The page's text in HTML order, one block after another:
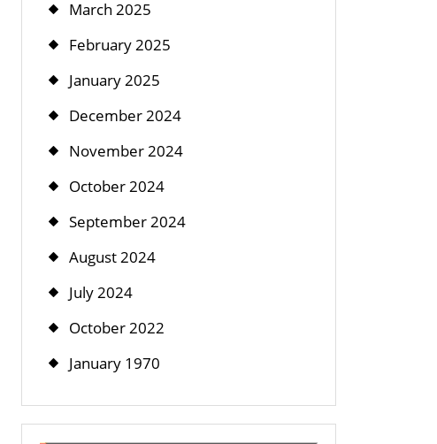
March 2025
February 2025
January 2025
December 2024
November 2024
October 2024
September 2024
August 2024
July 2024
October 2022
January 1970